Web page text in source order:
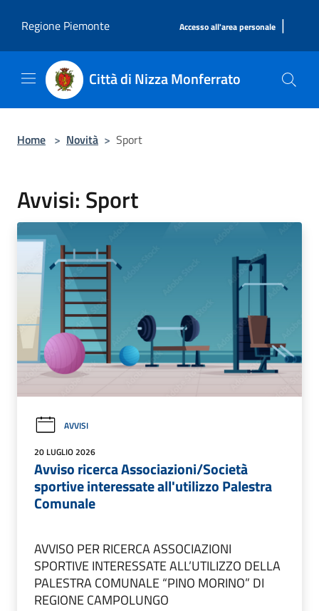
Regione Piemonte
Accesso all'area personale |
Città di Nizza Monferrato
Home > Novità > Sport
Avvisi: Sport
AVVISI
20 LUGLIO 2026
Avviso ricerca Associazioni/Società
sportive interessate all'utilizzo Palestra
Comunale
AVVISO PER RICERCA ASSOCIAZIONI
SPORTIVE INTERESSATE ALL’UTILIZZO DELLA
PALESTRA COMUNALE “PINO MORINO” DI
REGIONE CAMPOLUNGO